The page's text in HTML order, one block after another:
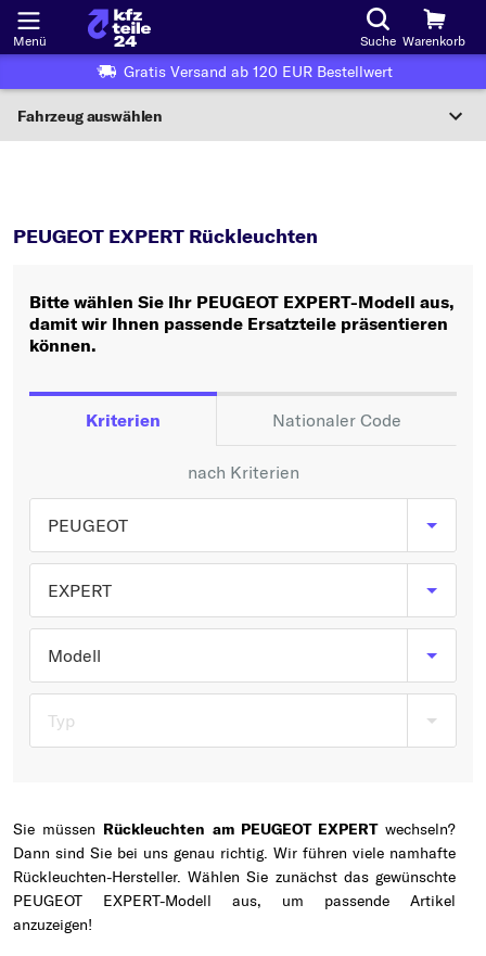
Menü Suche Warenkorb
Gratis Versand ab 120 EUR Bestellwert
Fahrzeug auswählen
Wo finde ich die?
Oder
Oder Fahrzeugauswahl nach Kriterien:
Hersteller wählen
Typ wählen
PEUGEOT EXPERT Rückleuchten
Bitte wählen Sie Ihr PEUGEOT EXPERT-Modell aus,
damit wir Ihnen passende Ersatzteile präsentieren
können.
Kriterien Nationaler Code
nach Kriterien
PEUGEOT
EXPERT
Modell
Typ
Sie müssen Rückleuchten am PEUGEOT EXPERTwechseln?
Dann sind Sie bei uns genau richtig. Wir führen viele namhafte
Rückleuchten-Hersteller. Wählen Sie zunächst das gewünschte
PEUGEOT EXPERT-Modell aus, um passende Artikel
anzuzeigen!